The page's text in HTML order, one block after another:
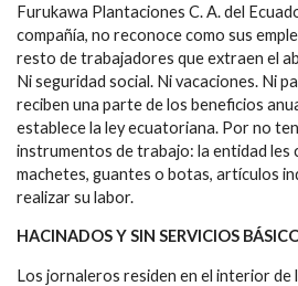
Furukawa Plantaciones C. A. del
compañía, no reconoce como sus
resto de trabajadores que extraen el
Ni seguridad social. Ni vacaciones. Ni
reciben una parte de los beneficios
establece la ley ecuatoriana. Por no
instrumentos de trabajo: la entidad les
machetes, guantes o botas, artículos
realizar su labor.
HACINADOS Y SIN SERVICIOS
Los jornaleros residen en el interior de